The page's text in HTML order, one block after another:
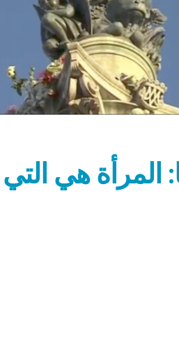
المرأة هي